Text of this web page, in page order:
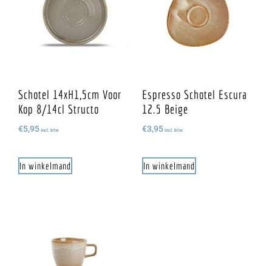
Schotel 14xH1,5cm Voor
Kop 8/14cl Structo
€5,95 incl. btw
In winkelmand
Espresso Schotel Escura
12.5 Beige
€3,95 incl. btw
In winkelmand